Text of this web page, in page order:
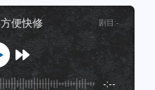
便快修 剧目 :-
-:--